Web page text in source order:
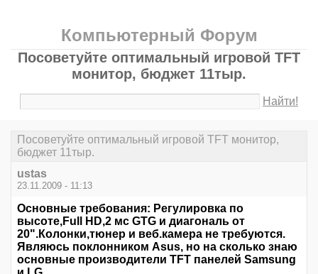
Компьютерный Форум
Посоветуйте оптимальный игровой TFT
монитор, бюджет 11тыр.
Найти!
Посоветуйте оптимальный игровой TFT монитор,
бюджет 11тыр.
ustas
23.11.2009 - 11:13
Основные требования: Регулировка по
высоте,Full HD,2 мс GTG и диагональ от
20".Колонки,тюнер и веб.камера не требуются.
Являюсь поклонником Asus, но на сколько знаю
основные производители TFT панелей Samsung